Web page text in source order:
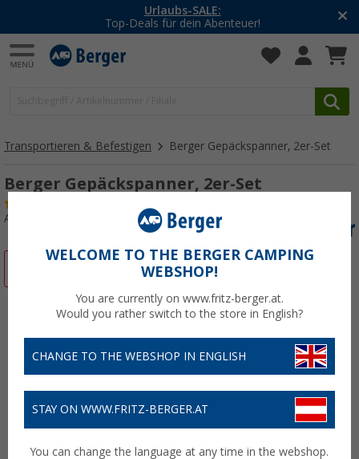
Urlaubs-SALE:
Top-Deals für dein Abenteuer!
Transportieren & Befestigen Berger Gepäckspanner, 2er-Set
Berger Gepäckspanner, 2er-Set
Art.-Nr.: 461270
WELCOME TO THE BERGER CAMPING
WEBSHOP!
You are currently on www.fritz-berger.at.
Would you rather switch to the store in English?
CHANGE TO THE WEBSHOP IN ENGLISH
STAY ON WWW.FRITZ-BERGER.AT
You can change the language at any time in the webshop.